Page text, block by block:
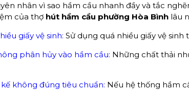
nhân vì sao hầm cầu nhanh đầy và tắc
của thợ hút hầm cầu phường Hòa Bình lâu
giấy vệ sinh: Sử dụng quá nhiều giấy vệ
phân hủy vào hầm cầu: Những chất thải
không đúng tiêu chuẩn: Nếu hệ thống hầm